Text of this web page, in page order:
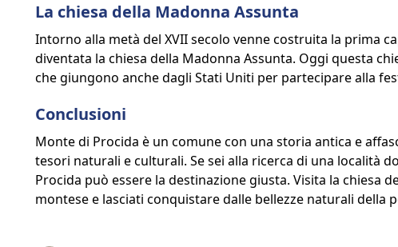
La chiesa della Madonna Assunta
Intorno alla metà del XVII secolo venne costruita la prima
diventata la chiesa della Madonna Assunta. Oggi questa
che giungono anche dagli Stati Uniti per partecipare alla
Conclusioni
Monte di Procida è un comune con una storia antica e
tesori naturali e culturali. Se sei alla ricerca di una località
Procida può essere la destinazione giusta. Visita la chiesa
montese e lasciati conquistare dalle bellezze naturali della